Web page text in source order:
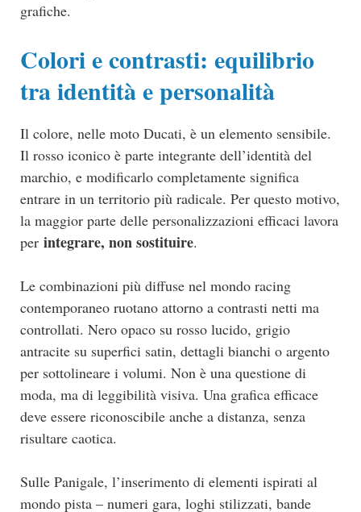
grafiche.
Colori e contrasti: equilibrio
tra identità e personalità
Il colore, nelle moto Ducati, è un elemento sensibile.
Il rosso iconico è parte integrante dell’identità del
marchio, e modificarlo completamente significa
entrare in un territorio più radicale. Per questo motivo,
la maggior parte delle personalizzazioni efficaci lavora
per integrare, non sostituire.
Le combinazioni più diffuse nel mondo racing
contemporaneo ruotano attorno a contrasti netti ma
controllati. Nero opaco su rosso lucido, grigio
antracite su superfici satin, dettagli bianchi o argento
per sottolineare i volumi. Non è una questione di
moda, ma di leggibilità visiva. Una grafica efficace
deve essere riconoscibile anche a distanza, senza
risultare caotica.
Sulle Panigale, l’inserimento di elementi ispirati al
mondo pista – numeri gara, loghi stilizzati, bande